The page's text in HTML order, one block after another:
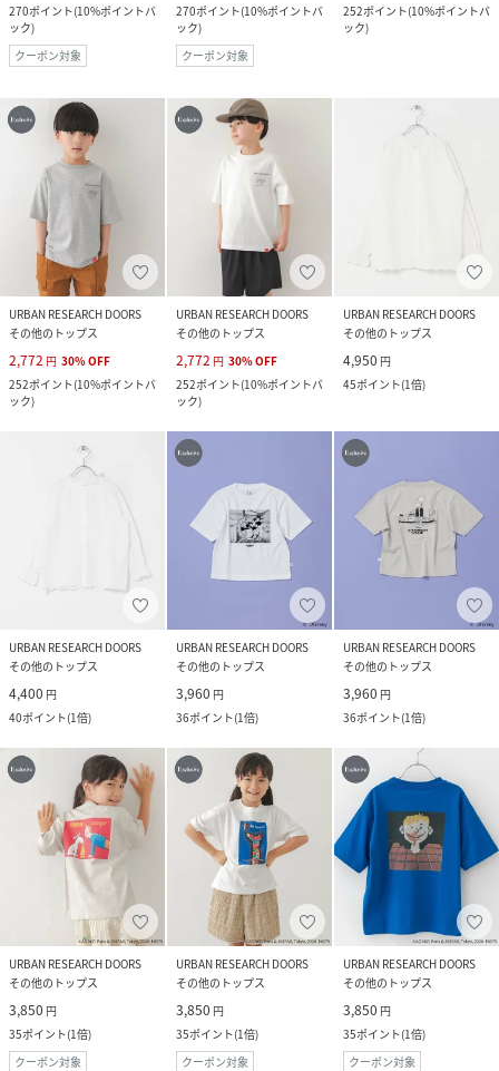
270ポイント(10%ポイントバ
ック)
クーポン対象
270ポイント(10%ポイントバ
ック)
クーポン対象
252ポイント(10%ポイントバ
ック)
URBAN RESEARCH DOORS
その他のトップス
2,772 円 30%OFF
252ポイント(10%ポイントバ
ック)
URBAN RESEARCH DOORS
その他のトップス
2,772 円 30%OFF
252ポイント(10%ポイントバ
ック)
URBAN RESEARCH DOORS
その他のトップス
4,950 円
45ポイント(1倍)
URBAN RESEARCH DOORS
その他のトップス
4,400 円
40ポイント(1倍)
URBAN RESEARCH DOORS
その他のトップス
3,960 円
36ポイント(1倍)
URBAN RESEARCH DOORS
その他のトップス
3,960 円
36ポイント(1倍)
URBAN RESEARCH DOORS
その他のトップス
3,850 円
35ポイント(1倍)
クーポン対象
URBAN RESEARCH DOORS
その他のトップス
3,850 円
35ポイント(1倍)
クーポン対象
URBAN RESEARCH DOORS
その他のトップス
3,850 円
35ポイント(1倍)
クーポン対象